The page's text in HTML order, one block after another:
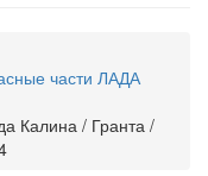
части ЛАДА
Калина / Гранта /